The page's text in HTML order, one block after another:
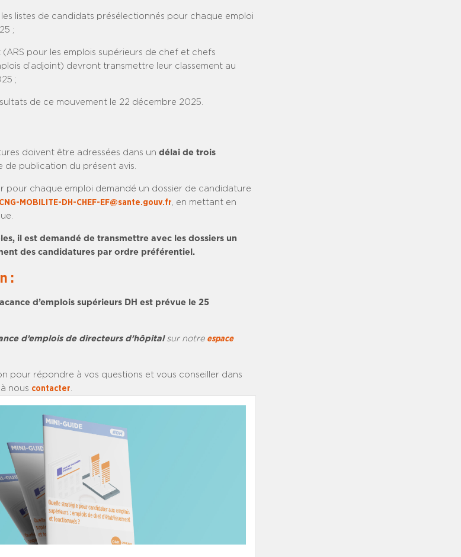
les listes de candidats présélectionnés pour chaque emploi
;
pour les emplois supérieurs de chef et chefs
d’adjoint) devront transmettre leur classement au
;
de ce mouvement le 22 décembre 2025.
doivent être adressées dans un délai de trois
de publication du présent avis.
pour chaque emploi demandé un dossier de candidature
CNG-MOBILITE-DH-CHEF-EF@sante.gouv.fr , en mettant en
il est demandé de transmettre avec les dossiers un
des candidatures par ordre préférentiel.
:
d’emplois supérieurs DH est prévue le 25
d’emplois de directeurs d’hôpitalsur notre espace
pour répondre à vos questions et vous conseiller dans
nous contacter